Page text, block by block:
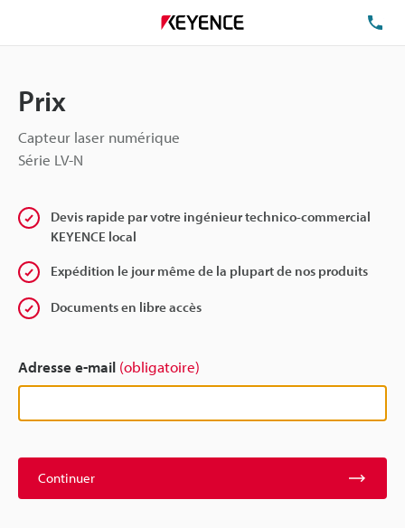
Prix
Capteur laser numérique
Série LV-N
Devis rapide par votre ingénieur technico-commercial
KEYENCE local
Expédition le jour même de la plupart de nos produits
Documents en libre accès
Adresse e-mail (obligatoire)
Continuer